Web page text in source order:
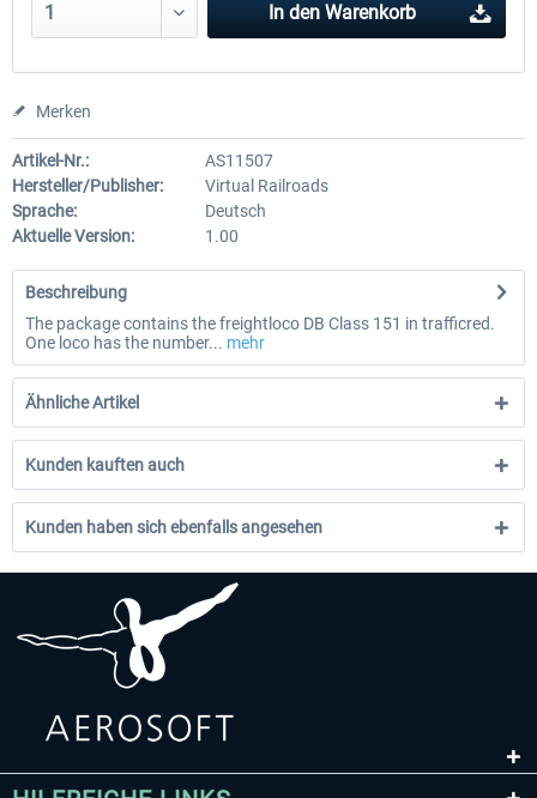
In den Warenkorb
Merken
Artikel-Nr.:
AS11507
Hersteller/Publisher:
Virtual Railroads
Sprache:
Deutsch
Aktuelle Version:
1.00
Beschreibung
The package contains the freightloco DB Class 151 in trafficred.
One loco has the number... mehr
Ähnliche Artikel
Kunden kauften auch
Kunden haben sich ebenfalls angesehen